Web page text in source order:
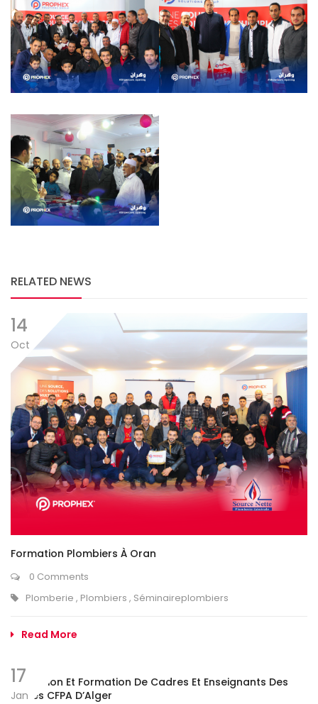
RELATED NEWS
14
Oct
Formation Plombiers À Oran
0 Comments
Plomberie , Plombiers , Séminaireplombiers
Read More
17
Jan
Réception Et Formation De Cadres Et Enseignants Des
Écoles CFPA D’Alger